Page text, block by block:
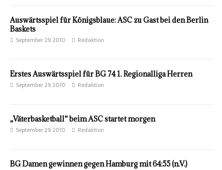
Auswärtsspiel für Königsblaue: ASC zu Gast bei den Berlin
Baskets
September 29, 2010 Redaktion
Erstes Auswärtsspiel für BG 74 1. Regionalliga Herren
September 29, 2010 Redaktion
„Väterbasketball“ beim ASC startet morgen
September 29, 2010 Redaktion
BG Damen gewinnen gegen Hamburg mit 64:55 (n.V.)